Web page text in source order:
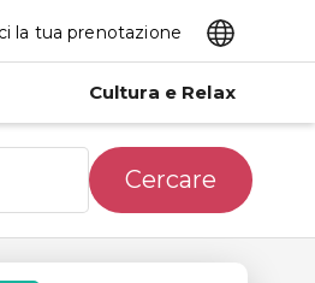
la tua prenotazione
Cultura e Relax
Cercare